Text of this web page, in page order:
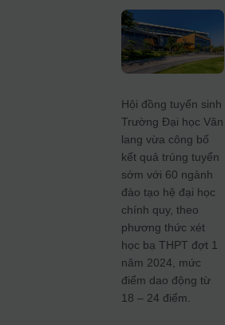
Hội đồng tuyển sinh
Trường Đại học Văn
lang vừa công bố
kết quả trúng tuyển
sớm với 60 ngành
đào tạo hệ đại học
chính quy, theo
phương thức xét
học bạ THPT đợt 1
năm 2024, mức
điểm dao động từ
18 – 24 điểm.